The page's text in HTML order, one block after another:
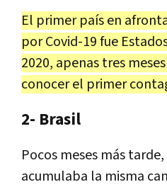
El primer país en
por Covid-19 fue
2020, apenas tres
conocer el primer
2- Brasil
Pocos meses más
acumulaba la misma